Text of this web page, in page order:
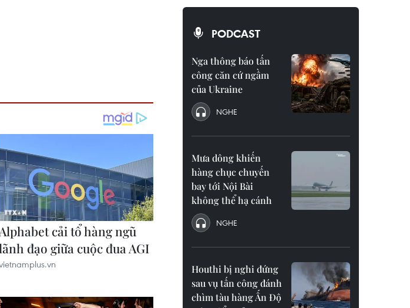
PODCAST
Nga thông báo tấn
công căn cứ ngầm
của Ukraine
NGHE
Mưa dông khiến
hàng chục chuyến
bay tới Nội Bài
không thể hạ cánh
NGHE
Houthi bị nghi đứng
sau vụ tấn công đánh
chìm tàu hàng Ấn Độ